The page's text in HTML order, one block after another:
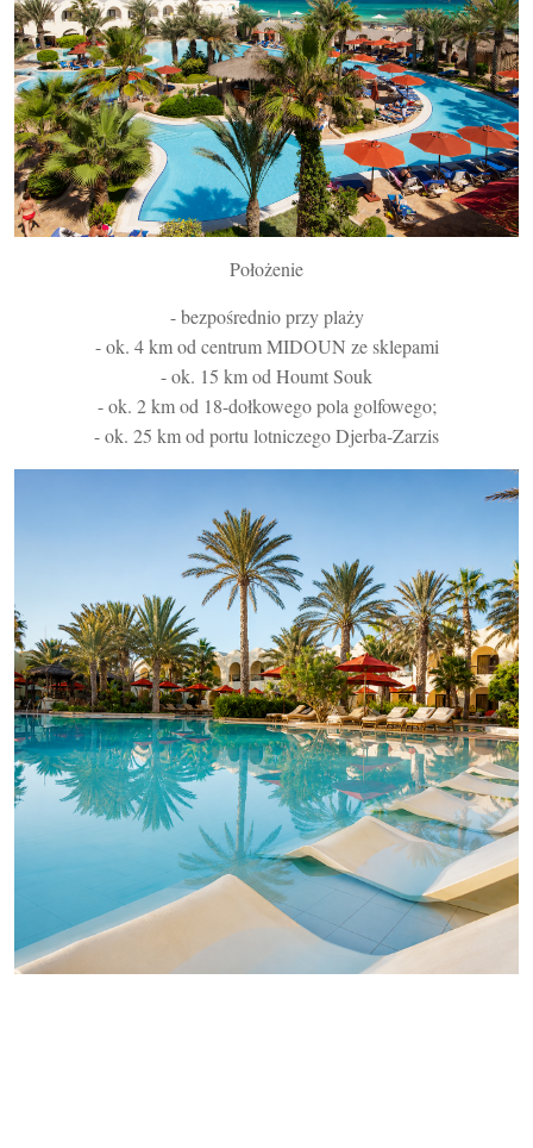
Położenie
- bezpośrednio przy plaży
- ok. 4 km od centrum MIDOUN ze sklepami
- ok. 15 km od Houmt Souk
- ok. 2 km od 18-dołkowego pola golfowego;
- ok. 25 km od portu lotniczego Djerba-Zarzis